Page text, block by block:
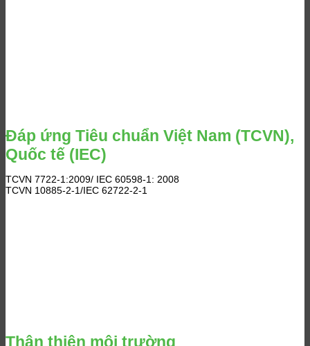
Đáp ứng Tiêu chuẩn Việt Nam (TCVN),
Quốc tế (IEC)
TCVN 7722-1:2009/ IEC 60598-1: 2008
TCVN 10885-2-1/IEC 62722-2-1
Thân thiện môi trường